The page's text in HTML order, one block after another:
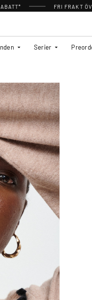
FRI FRAKT
Serier